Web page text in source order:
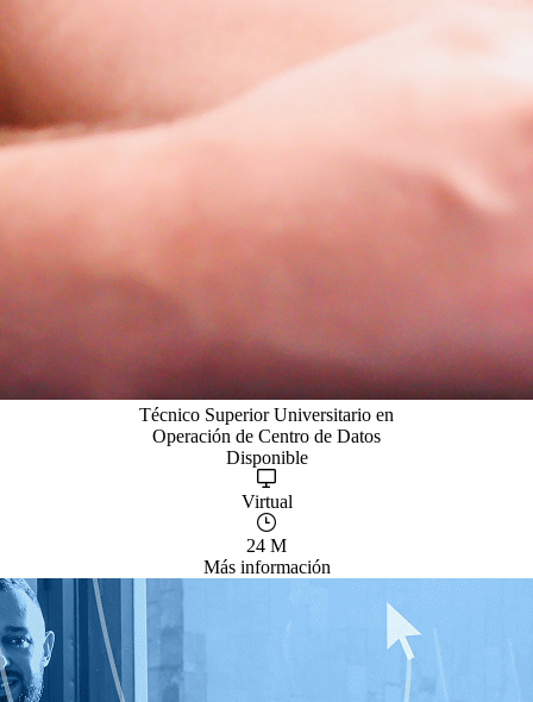
Técnico Superior Universitario en
Operación de Centro de Datos
Disponible
Virtual
24 M
Más información